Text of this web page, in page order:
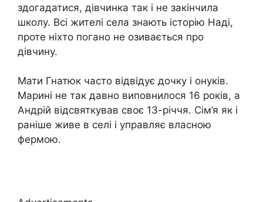
здогадатися, дівчинка так і не закінчила
школу. Всі жителі села знають історію Наді,
проте ніхто погано не озивається про
дівчину.
Мати Гнатюк часто відвідує дочку і онуків.
Марині не так давно виповнилося 16 років, а
Андрій відсвяткував своє 13-річчя. Сім’я як і
раніше живе в селі і управляє власною
фермою.